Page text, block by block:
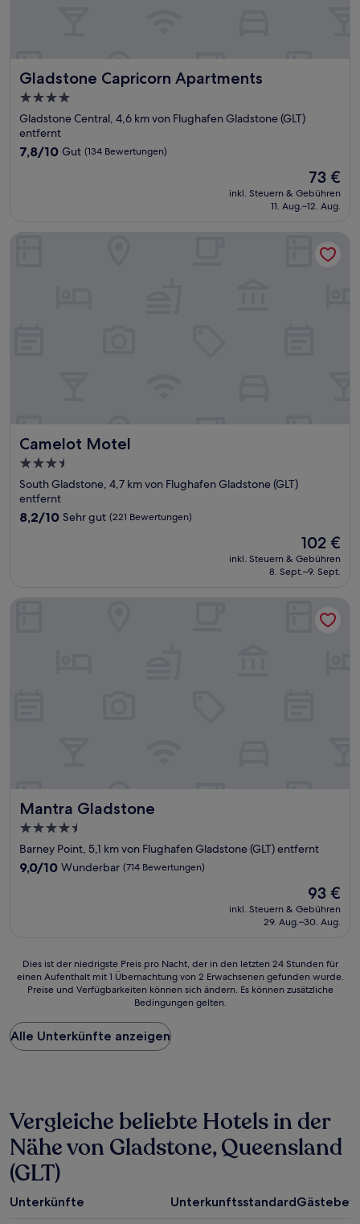
Gladstone Capricorn Apartments
Gladstone Capricorn Apartments
4.0-
Sterne-
Unterkunft
Gladstone Central, 4,6 km von Flughafen Gladstone (GLT)
entfernt
7.8
7,8/10 Gut (134 Bewertungen)
Der
Preis
beträgt
73 €
inkl. Steuern & Gebühren
11. Aug.–12. Aug.
Camelot Motel
Camelot Motel
3.5-
Sterne-
Unterkunft
South Gladstone, 4,7 km von Flughafen Gladstone (GLT)
entfernt
8.2
Bewertungen)
8,2/10 Sehr gut (221 Bewertungen)
Der
Preis
beträgt
102 €
inkl. Steuern & Gebühren
8. Sept.–9. Sept.
Mantra Gladstone
Mantra Gladstone
4.5-
Sterne-
Unterkunft
Barney Point, 5,1 km von Flughafen Gladstone (GLT) entfernt
9.0
9,0/10 Wunderbar (714 Bewertungen)
Der
Preis
beträgt
93 €
inkl. Steuern & Gebühren
29. Aug.–30. Aug.
Mantra Gladstone
Dies
ist
Preis
pro
Nacht,
24 Stunden
für
einen
Aufenthalt
mit
1 Übernachtung
von
Dies ist der niedrigste Preis pro Nacht, der in den letzten 24 Stunden für
einen Aufenthalt mit 1 Übernachtung von 2 Erwachsenen gefunden wurde.
Preise und Verfügbarkeiten können sich ändern. Es können zusätzliche
Bedingungen gelten.
Alle Unterkünfte anzeigen
Vergleiche beliebte Hotels in der
Nähe von Gladstone, Queensland
(GLT)
Unterkünfte Unterkunftsstandard